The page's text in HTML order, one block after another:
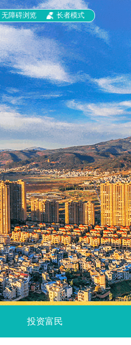
无障碍浏览 长者模式
投资富民